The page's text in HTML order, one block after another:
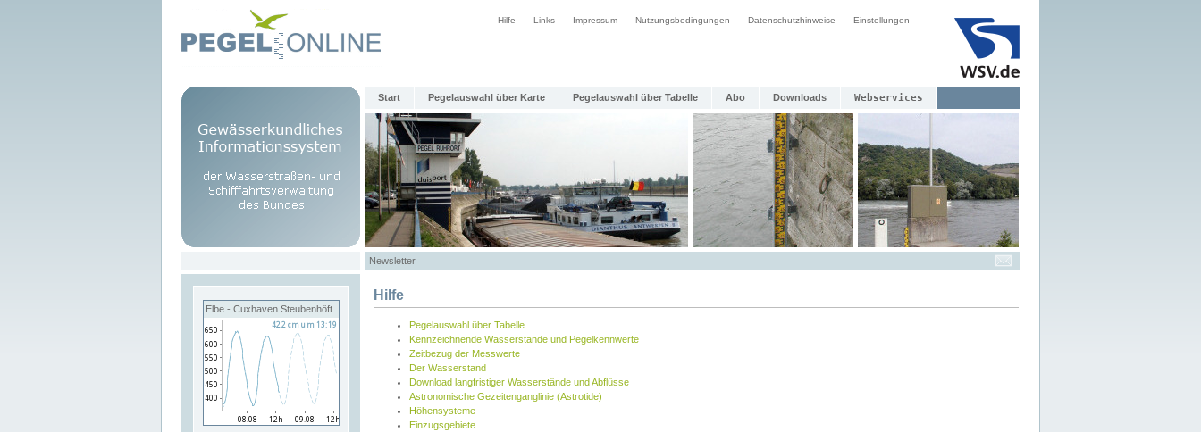
Hilfe Links Impressum Nutzungsbedingungen Datenschutzhinweise Einstellungen
Start Pegelauswahl über Karte Pegelauswahl über Tabelle Abo Downloads Webservices
Newsletter
Elbe - Cuxhaven Steubenhöft
Hilfe
Pegelauswahl über Tabelle
Kennzeichnende Wasserstände und Pegelkennwerte
Zeitbezug der Messwerte
Der Wasserstand
Download langfristiger Wasserstände und Abflüsse
Astronomische Gezeitenganglinie (Astrotide)
Höhensysteme
Einzugsgebiete